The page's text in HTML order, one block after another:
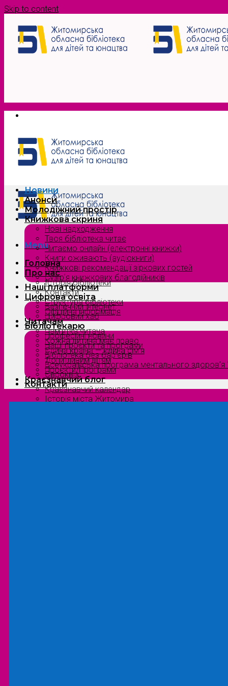
Skip to content
Menu
Головна
Про нас
Історія бібліотеки
Контакти
Структура бібліотеки
Офіційна інформація
Читачам
Пам’ятка читача
Кожна дитина має право
Єдина країна — єдина сім’я
Допитливим дітям
Проєкти/Програми
Краєзнавчий блог
Краєзнавчий календар
Історія міста Житомира
Новини
Анонси
Молодіжний простір
Книжкова скриня
Нові надходження
Твоя бібліотека читає
Читаємо онлайн (електронні книжки)
Книги оживають (аудіокниги)
Книжкові рекомендації зіркових гостей
Сузірʼя книжкових благодійників
Наші платформи
Цифрова освіта
Безпечний інтернет
Цифровий хаб
Бібліотекарю
Професійні новини
Наші проєкти та програми
Бібліотека без бар’єрів
Всеукраїнська програма ментального здоров’я
Євроквіз
Контакти